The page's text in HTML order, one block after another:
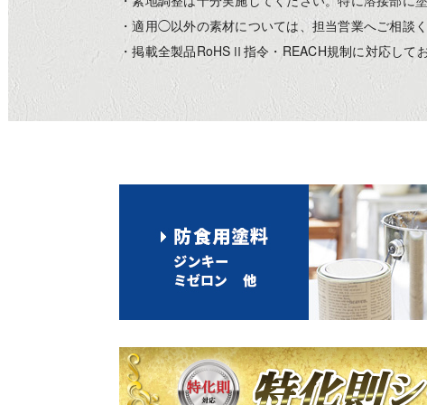
・適用◯以外の素材については、担当営業へご相談く
・掲載全製品RoHSⅡ指令・REACH規制に対応して